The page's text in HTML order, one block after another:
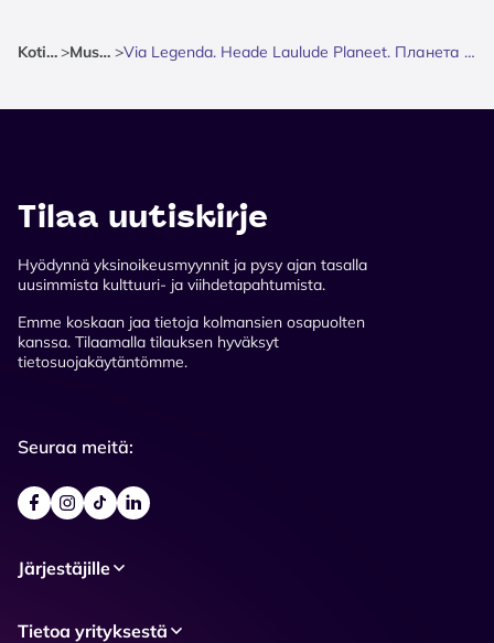
Kotisivu > Musiikki > Via Legenda. Heade Laulude Planeet. Планета Хороших Песен
Tilaa uutiskirje
Hyödynnä yksinoikeusmyynnit ja pysy ajan tasalla
uusimmista kulttuuri- ja viihdetapahtumista.
Emme koskaan jaa tietoja kolmansien osapuolten
kanssa. Tilaamalla tilauksen hyväksyt
tietosuojakäytäntömme.
Seuraa meitä:
Järjestäjille
Tietoa yrityksestä